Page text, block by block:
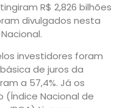
R$ 2,826 bilhões
divulgados nesta
investidores foram
de juros da
a 57,4%. Já os
(Índice Nacional de